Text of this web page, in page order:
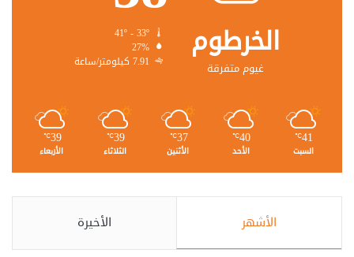
الخرطوم
غيوم متفرقة
27%
7.91 كيلومتر/ساعة
41
℃
السبت
40
℃
الأحد
37
℃
الأثنين
39
℃
الثلاثاء
39
℃
الأربعاء
الأشهر الأخيرة